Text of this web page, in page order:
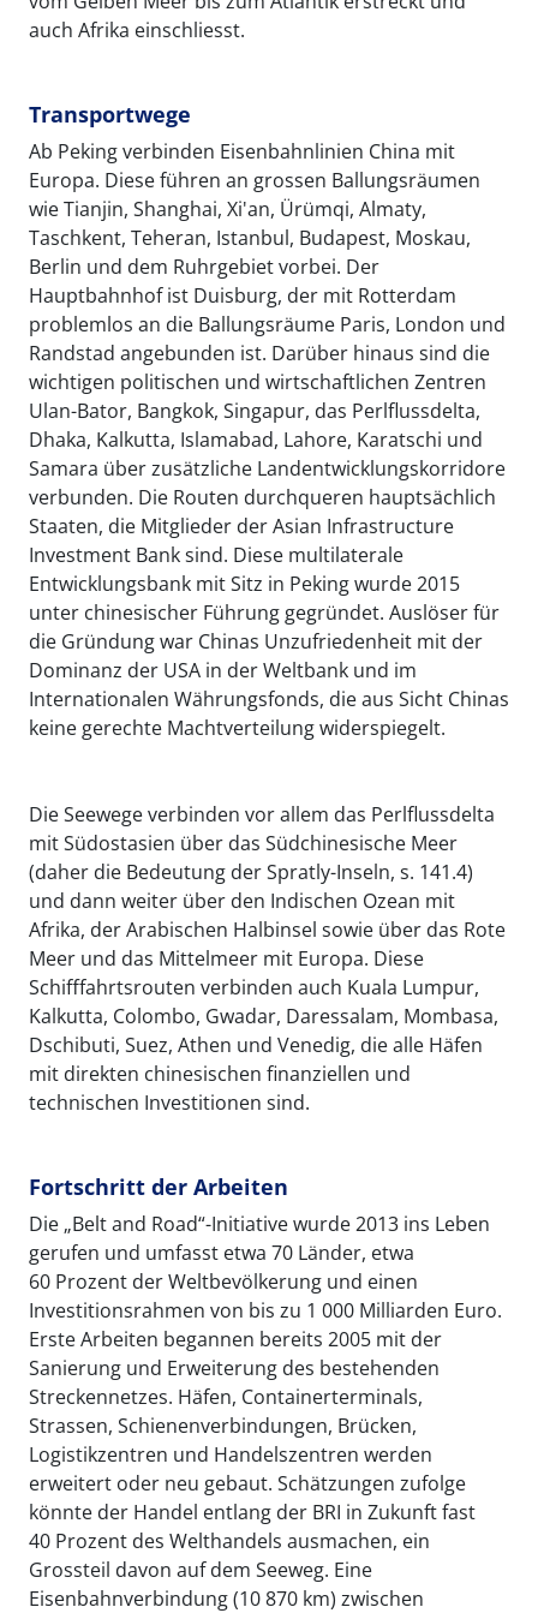
auch Afrika einschliesst.
Transportwege
Ab Peking verbinden Eisenbahnlinien China mit
Europa. Diese führen an grossen Ballungsräumen
wie Tianjin, Shanghai, Xi'an, Ürümqi, Almaty,
Taschkent, Teheran, Istanbul, Budapest, Moskau,
Berlin und dem Ruhrgebiet vorbei. Der
Hauptbahnhof ist Duisburg, der mit Rotterdam
problemlos an die Ballungsräume Paris, London und
Randstad angebunden ist. Darüber hinaus sind die
wichtigen politischen und wirtschaftlichen Zentren
Ulan-Bator, Bangkok, Singapur, das Perlflussdelta,
Dhaka, Kalkutta, Islamabad, Lahore, Karatschi und
Samara über zusätzliche Landentwicklungskorridore
verbunden. Die Routen durchqueren hauptsächlich
Staaten, die Mitglieder der Asian Infrastructure
Investment Bank sind. Diese multilaterale
Entwicklungsbank mit Sitz in Peking wurde 2015
unter chinesischer Führung gegründet. Auslöser für
die Gründung war Chinas Unzufriedenheit mit der
Dominanz der USA in der Weltbank und im
Internationalen Währungsfonds, die aus Sicht Chinas
keine gerechte Machtverteilung widerspiegelt.
Die Seewege verbinden vor allem das Perlflussdelta
mit Südostasien über das Südchinesische Meer
(daher die Bedeutung der Spratly-Inseln, s. 141.4)
und dann weiter über den Indischen Ozean mit
Afrika, der Arabischen Halbinsel sowie über das Rote
Meer und das Mittelmeer mit Europa. Diese
Schifffahrtsrouten verbinden auch Kuala Lumpur,
Kalkutta, Colombo, Gwadar, Daressalam, Mombasa,
Dschibuti, Suez, Athen und Venedig, die alle Häfen
mit direkten chinesischen finanziellen und
technischen Investitionen sind.
Fortschritt der Arbeiten
Die „Belt and Road“-Initiative wurde 2013 ins Leben
gerufen und umfasst etwa 70 Länder, etwa
60 Prozent der Weltbevölkerung und einen
Investitionsrahmen von bis zu 1 000 Milliarden Euro.
Erste Arbeiten begannen bereits 2005 mit der
Sanierung und Erweiterung des bestehenden
Streckennetzes. Häfen, Containerterminals,
Strassen, Schienenverbindungen, Brücken,
Logistikzentren und Handelszentren werden
erweitert oder neu gebaut. Schätzungen zufolge
könnte der Handel entlang der BRI in Zukunft fast
40 Prozent des Welthandels ausmachen, ein
Grossteil davon auf dem Seeweg. Eine
Eisenbahnverbindung (10 870 km) zwischen